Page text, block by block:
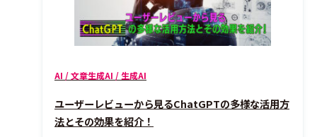
AI / 文章生成AI / 生成AI
ユーザーレビューから見るChatGPTの多様な活用方
法とその効果を紹介！